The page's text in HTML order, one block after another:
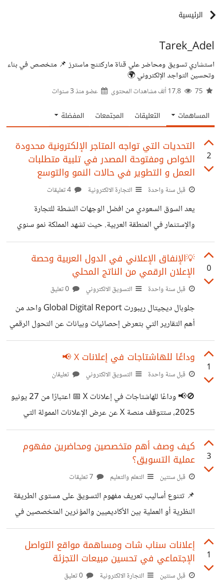
الرئيسية
Tarek_Adel
استشاري تسويق ومحاضر علي قناة ماركتنج ماسترز 📌 متخصص في بناء
وتحسين التواجد الإلكتروني 🌍
عضو منذ3 سنوات
المساهمات التعليقات المجتمعات المفضلة
2
التحديات التي تواجه المتاجر الإلكترونية محدودة
الخواص ومفتوحة المصدر في تلبية متطلبات
العمل و التطوير في حالات النمو والتوسع
قبل سنة واحدة التجارة الالكترونية
يعد السوق السعودي من افضل الوجهات النشطة للتجارة
والإستثمار في المنطقة العربية. حيث تشهد المملكة نمو سنوي
ملحوظ بين دول منطقة الشرق الاوسط في حجم طلبات الشراء
من خلال منصات التجارة الإلكترونية. وعلي هذا, يزداد تنافس
قطاعات الاعمال وخصوصا قطاع البيع بالتجزئة والجملة لتقديم
ادوات افضل لمواكبة التطور التكنولوجي في الصناعة الرقمية
والتي تساعد في تحسين تجربة المستخدم وتحقيق تجربة شراء
مميزة. وتزامنا مع هذا التطور تسعي شركات تقنيات المعلومات
احدث الاساليب البرمجية
0
💡الإنفاق الإعلاني في الدول العربية وحصة
الإعلان الرقمي من الناتج المحلي
قبل سنة واحدة التسويق الالكتروني
جلوبال ديجيتال ريبورت Global Digital Report واحد من
أهم التقارير التي بتعرض إحصائيات وبيانات عن التحول الرقمي
والتكنولوجي في التسويق والإعلان الرقمي, التجارة الإلكترونية
ومستوي المصروف الإعلاني علي القنوات والمنصات الاعلانية.
ومن البيانات والإحصائيات التي تخص مستوي الإنفاق التسويقي
واتر"Meltwater" تعرض فيه ترتيب الدول علي اساس حجم
المصروف التسويقي ونسبته من لإجمالي النتائج المحلي GDP
لكل دولة و ايضا حصة الأعلان والدعاية من المصروف الموجه
لقنوات التسويق الإلكتروني. 📊 ترتيب الدول العربية
1
وداعًا للهاشتاجات في إعلانات X 📢
قبل سنة واحدة التسويق الالكتروني تعليقان
🚫📢 وداعًا للهاشتاجات في إعلانات X 📅 اعتبارًا من 27 يونيو
2025، ستتوقف منصة X عن عرض الإعلانات الممولة التي
تحتوي على هاشتاجات ⵌ في نص المنشور. 📌 القرار يأتي ضمن
تحديثات النظام الإعلاني المدعوم بـ xAI، اللي صار أذكى وأكثر
دقة في استهداف الجمهور 🎯 💡 وعلي ذلك توقف الحملات، تأكد
الهاشتاجات في المنشورات الممولة الجديدة الذكاء الاصطناعي
أصبح يعرف الطريق.. خليك جاهز. 🚀
3
كيف وصف أهم متخصصين ومحاضرين مفهوم
عملية التسويق؟
قبل سنتين التعلم والتعليم
📌 تتنوع أساليب تعريف مفهوم التسويق على مستوى الطريقة
النظرية أو العملية بين الأكاديميين والمؤثرين المتخصصين في
شرح وتقديم محاضرات ومحتوي عن المبادئ الأساسية للتسويق
والإعلان. ✨ الجمعية الأمريكية للمسوقين American
Marketing Association – AMA وصفت الجمعية الأمريكية
1
إعلانات سناب شات ومساهمة مواقع التواصل
الإجتماعي في تحسين مبيعات التجزئة
قبل سنتين التجارة الالكترونية